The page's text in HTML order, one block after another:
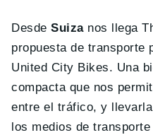
DesdeSuizanos llega
propuesta de transporte
United City Bikes. Una
compacta que nos
entre el tráfico, y
los medios de